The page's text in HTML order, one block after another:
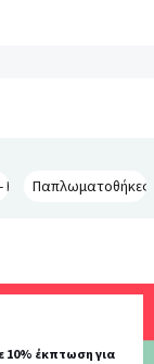
La Redoute Interieurs
Παπλωματοθήκες
10% έκπτωση για